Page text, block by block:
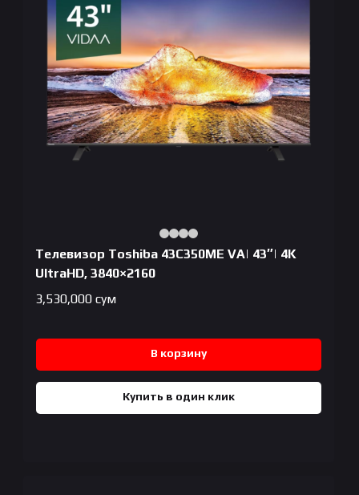
Телевизор Toshiba 43C350ME VA| 43″| 4K
UltraHD, 3840×2160
3,530,000 сум
В корзину
Купить в один клик